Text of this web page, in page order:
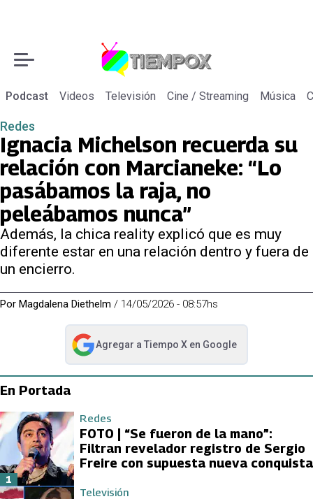
Podcast Videos Televisión Cine / Streaming Música
Redes
Ignacia Michelson recuerda su
relación con Marcianeke: “Lo
pasábamos la raja, no
peleábamos nunca”
Además, la chica reality explicó que es muy
diferente estar en una relación dentro y fuera de
un encierro.
Por Magdalena Diethelm / 14/05/2026 - 08:57hs
Agregar a Tiempo Xen Google
abre en nueva pestaña
En Portada
Redes
FOTO | “Se fueron de la mano”:
Filtran revelador registro de Sergio
Freire con supuesta nueva conquista
1
Televisión